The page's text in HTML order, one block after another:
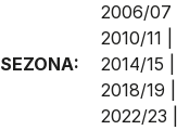
SEZONA:
2006/07
2010/11
2014/15
2018/19
2022/23